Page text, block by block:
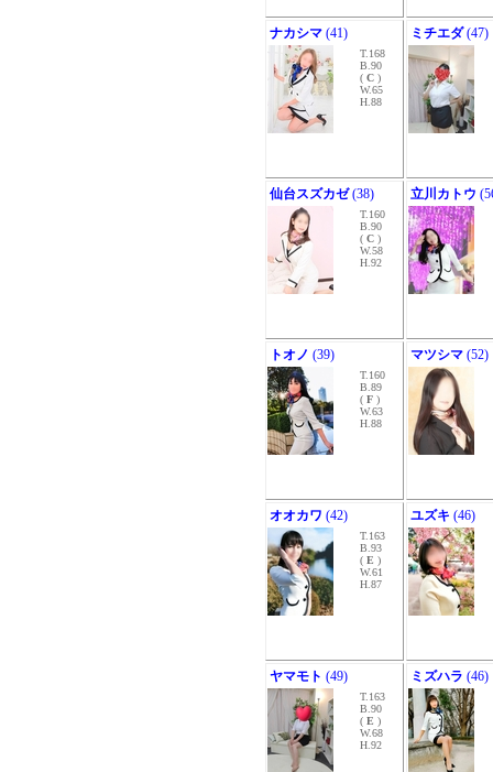
ナカシマ (41)
T.168
B.90
( C )
W.65
H.88
ミチエダ(47)
仙台スズカゼ(38)
T.160
B.90
( C )
W.58
H.92
立川カトウ
トオノ (39)
T.160
B.89
( F )
W.63
H.88
マツシマ (52)
オオカワ (42)
T.163
B.93
( E )
W.61
H.87
ユズキ (46)
ヤマモト (49)
T.163
B.90
( E )
W.68
H.92
ミズハラ (46)